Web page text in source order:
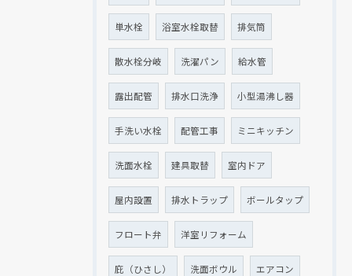
単水栓 浴室水栓取替 排気筒
散水栓分岐 洗濯パン 給水管
露出配管 排水口洗浄 小型湯沸し器
手洗い水栓 配管工事 ミニキッチン
洗面水栓 建具取替 室内ドア
屋内設置 排水トラップ ボールタップ
フロート弁 洋室リフォーム
庇（ひさし） 洗面ボウル エアコン